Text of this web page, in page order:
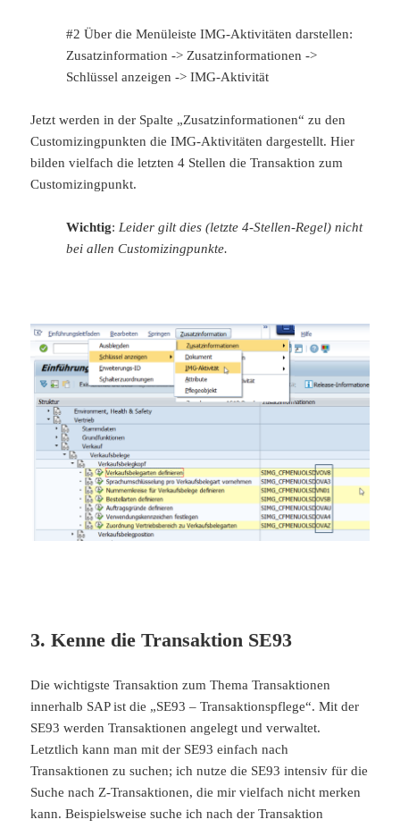
#2 Über die Menüleiste IMG-Aktivitäten darstellen:
Zusatzinformation -> Zusatzinformationen ->
Schlüssel anzeigen -> IMG-Aktivität
Jetzt werden in der Spalte „Zusatzinformationen“ zu den
Customizingpunkten die IMG-Aktivitäten dargestellt. Hier
bilden vielfach die letzten 4 Stellen die Transaktion zum
Customizingpunkt.
Wichtig:Leider gilt dies (letzte 4-Stellen-Regel) nicht
bei allen Customizingpunkte.
3. Kenne die Transaktion SE93
Die wichtigste Transaktion zum Thema Transaktionen
innerhalb SAP ist die „SE93 – Transaktionspflege“. Mit der
SE93 werden Transaktionen angelegt und verwaltet.
Letztlich kann man mit der SE93 einfach nach
Transaktionen zu suchen; ich nutze die SE93 intensiv für die
Suche nach Z-Transaktionen, die mir vielfach nicht merken
kann. Beispielsweise suche ich nach der Transaktion